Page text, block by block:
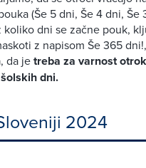
(Še 5 dni, Še 4 dni, Še
dni se začne pouk,
z napisom Še 365
da jetreba za varnost
dni.
2024